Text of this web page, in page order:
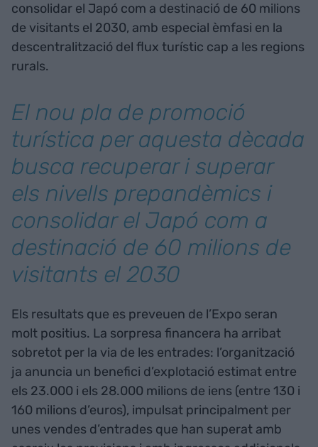
consolidar el Japó com a destinació de 60 milions
de visitants el 2030, amb especial èmfasi en la
descentralització del flux turístic cap a les regions
rurals.
El nou pla de promoció
turística per aquesta dècada
busca recuperar i superar
els nivells prepandèmics i
consolidar el Japó com a
destinació de 60 milions de
visitants el 2030
Els resultats que es preveuen de l’Expo seran
molt positius. La sorpresa financera ha arribat
sobretot per la via de les entrades: l’organització
ja anuncia un benefici d’explotació estimat entre
els 23.000 i els 28.000 milions de iens (entre 130 i
160 milions d’euros), impulsat principalment per
unes vendes d’entrades que han superat amb